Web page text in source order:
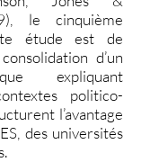
le cinquième
étude est de
d’un
expliquant
politico-
l’avantage
des universités